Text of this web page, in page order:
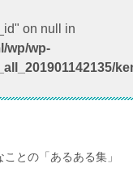
on null in
wp/wp-
との「あるある集」